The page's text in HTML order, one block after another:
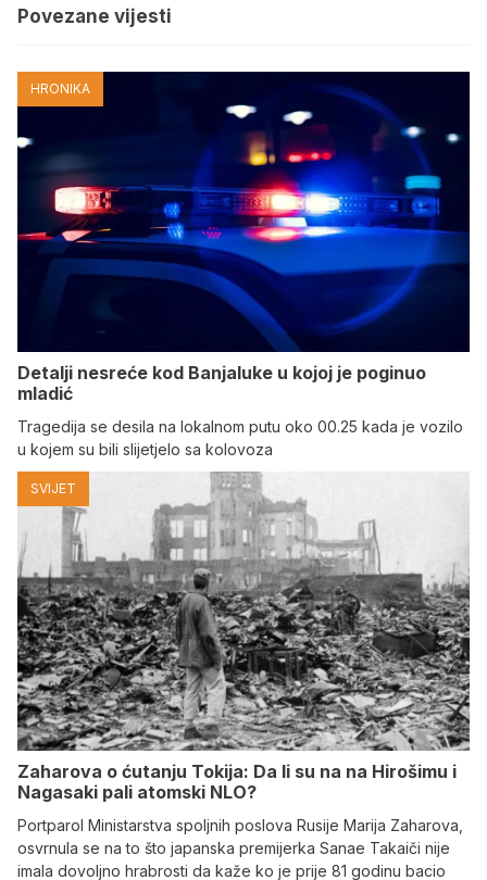
Povezane vijesti
HRONIKA
Detalji nesreće kod Banjaluke u kojoj je poginuo
mladić
Tragedija se desila na lokalnom putu oko 00.25 kada je vozilo
u kojem su bili slijetjelo sa kolovoza
SVIJET
Zaharova o ćutanju Tokija: Da li su na na Hirošimu i
Nagasaki pali atomski NLO?
Portparol Ministarstva spoljnih poslova Rusije Marija Zaharova,
osvrnula se na to što japanska premijerka Sanae Takaiči nije
imala dovoljno hrabrosti da kaže ko je prije 81 godinu bacio